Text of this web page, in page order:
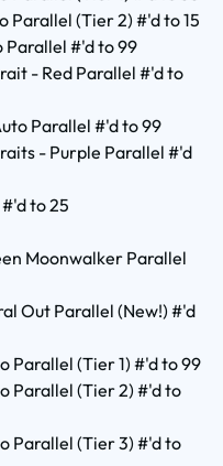
Parallel (Tier 2) #'d to 15
Parallel #'d to 99
- Red Parallel #'d to
Parallel #'d to 99
- Purple Parallel #'d
to 25
Moonwalker Parallel
Out Parallel (New!) #'d
Parallel (Tier 1) #'d to 99
Parallel (Tier 2) #'d to
Parallel (Tier 3) #'d to